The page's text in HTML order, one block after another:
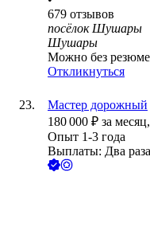
679 отзывов
посёлок Шушары
Шушары
Можно без резюме
Откликнуться
Мастер дорожный
180 000 ₽ за месяц,
Опыт 1-3 года
Выплаты: Два